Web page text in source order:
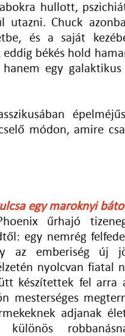
hullott,
utazni. Chuck
és a saját
békés hold
egy galaktikus
módon, amire
egy maroknyi
űrhajó
egy nemrég
az emberiség új
nyolcvan fiatal
készítettek fel arra
mesterséges
adjanak
különös